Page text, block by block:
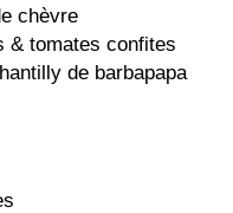
chèvre
& tomates confites
de barbapapa